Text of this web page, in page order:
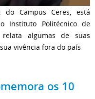
do Campus Ceres, está
Instituto Politécnico de
algumas de suas
vivência fora do país
os 10